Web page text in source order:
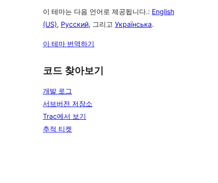
이 테마는 다음 언어로 제공됩니다.: English
(US), Русский, 그리고 Українська.
이 테마 번역하기
코드 찾아보기
개발 로그
서브버전 저장소
Trac에서 보기
추적 티켓